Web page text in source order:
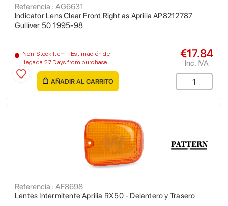
Indicator Lens Clear Front Right as Aprilia AP8212787
Gulliver 50 1995-98
Referencia : AG6631
Non-Stock Item - Estimación de
llegada 27 Days from purchase
€17.84
Inc. IVA
AÑADIR AL CARRITO
Lentes Intermitente Aprilia RX50 - Delantero y Trasero
Referencia : AF8698